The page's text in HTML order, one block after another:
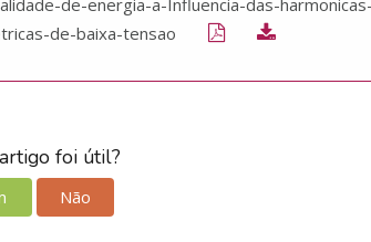
de-baixa-tensao
foi útil?
Não